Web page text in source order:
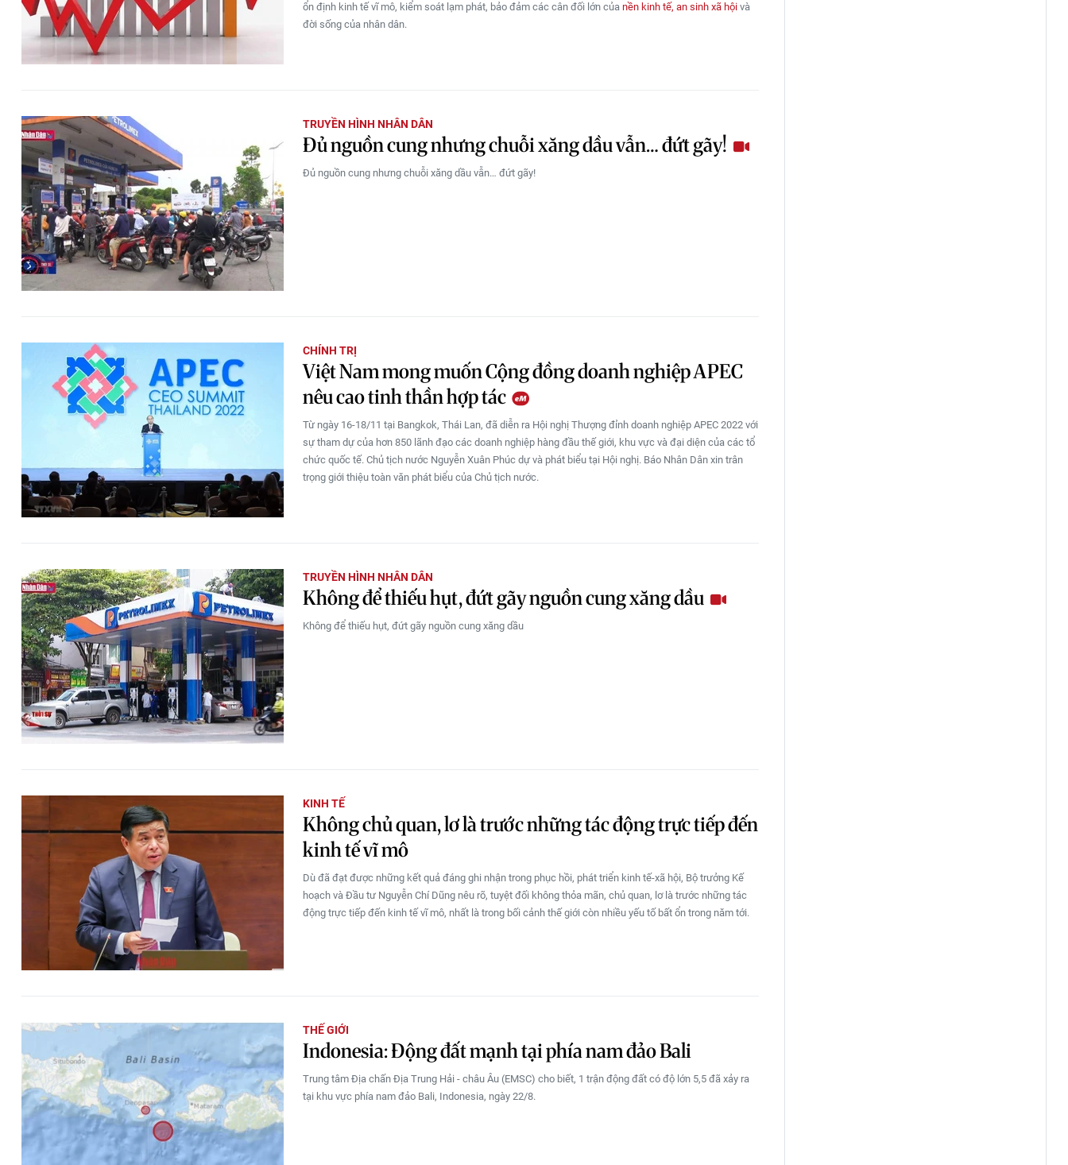
ổn định kinh tế vĩ mô, kiểm soát lạm phát, bảo đảm các cân đối lớn của nền kinh tế, an sinh xã hội và
đời sống của nhân dân.
TRUYỀN HÌNH NHÂN DÂN
Đủ nguồn cung nhưng chuỗi xăng dầu vẫn… đứt gãy!
Đủ nguồn cung nhưng chuỗi xăng dầu vẫn… đứt gãy!
CHÍNH TRỊ
Việt Nam mong muốn Cộng đồng doanh nghiệp APEC
nêu cao tinh thần hợp tác
Từ ngày 16-18/11 tại Bangkok, Thái Lan, đã diễn ra Hội nghị Thượng đỉnh doanh nghiệp APEC 2022 với
sự tham dự của hơn 850 lãnh đạo các doanh nghiệp hàng đầu thế giới, khu vực và đại diện của các tổ
chức quốc tế. Chủ tịch nước Nguyễn Xuân Phúc dự và phát biểu tại Hội nghị. Báo Nhân Dân xin trân
trọng giới thiệu toàn văn phát biểu của Chủ tịch nước.
TRUYỀN HÌNH NHÂN DÂN
Không để thiếu hụt, đứt gãy nguồn cung xăng dầu
Không để thiếu hụt, đứt gãy nguồn cung xăng dầu
KINH TẾ
Không chủ quan, lơ là trước những tác động trực tiếp đến
kinh tế vĩ mô
Dù đã đạt được những kết quả đáng ghi nhận trong phục hồi, phát triển kinh tế-xã hội, Bộ trưởng Kế
hoạch và Đầu tư Nguyễn Chí Dũng nêu rõ, tuyệt đối không thỏa mãn, chủ quan, lơ là trước những tác
động trực tiếp đến kinh tế vĩ mô, nhất là trong bối cảnh thế giới còn nhiều yếu tố bất ổn trong năm tới.
THẾ GIỚI
Indonesia: Động đất mạnh tại phía nam đảo Bali
Trung tâm Địa chấn Địa Trung Hải - châu Âu (EMSC) cho biết, 1 trận động đất có độ lớn 5,5 đã xảy ra
tại khu vực phía nam đảo Bali, Indonesia, ngày 22/8.